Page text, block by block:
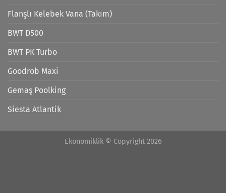
Flanşlı Kelebek Vana (Takım)
BWT D500
BWT PK Turbo
Goodrob Maxi
Gemaş Poolking
Siesta Atlantik
Ekonomiklik © Copyright 2026